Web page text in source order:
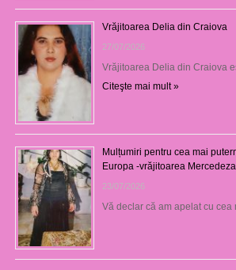
Vrăjitoarea Delia din Craiova
27/07/2026
Vrăjitoarea Delia din Craiova
Citeşte mai mult »
Mulțumiri pentru cea mai
Europa -vrăjitoarea
23/07/2026
Vă declar că am apelat cu cea